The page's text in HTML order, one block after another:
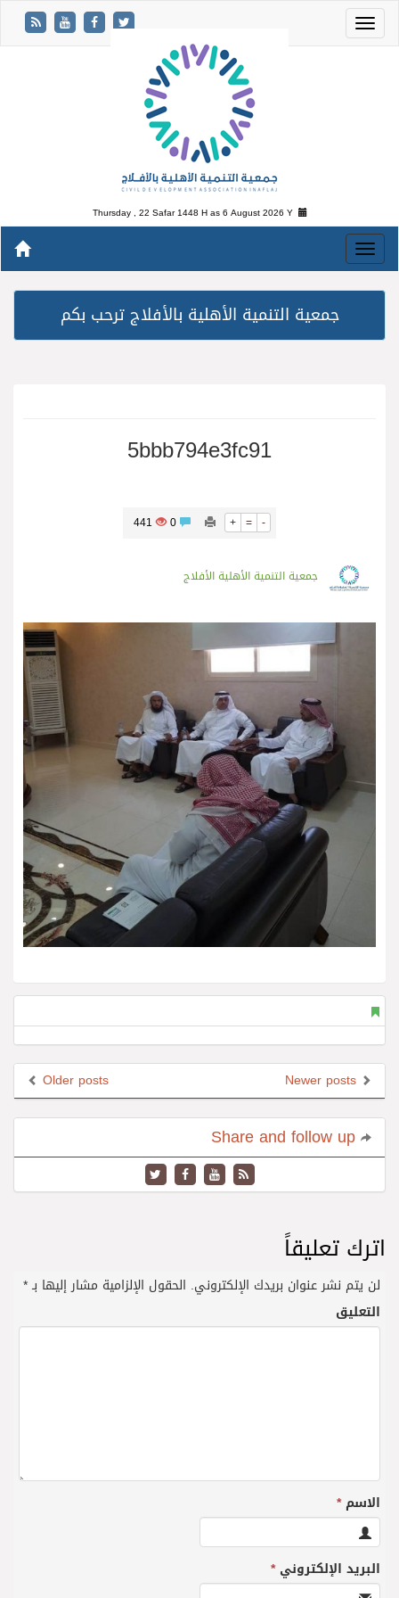
Thursday , 22 Safar 1448 H as6 August 2026 Y
جمعية التنمية الأهلية بالأفلاج ترحب بكم
5bbb794e3fc91
+ = -
441
جمعية التنمية الأهلية الأفلاج
Older posts
اترك تعليقاً
لن يتم نشر عنوان بريدك الإلكتروني. الحقول الإلزامية مشار إليها بـ*
التعليق
الاسم*
البريد الإلكتروني*